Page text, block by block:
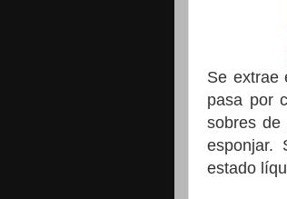
Se extrae
pasa por
sobres
esponjar.
estado